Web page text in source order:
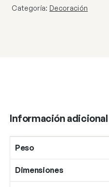
Categoría: Decoración
Información adicional
Peso
Dimensiones